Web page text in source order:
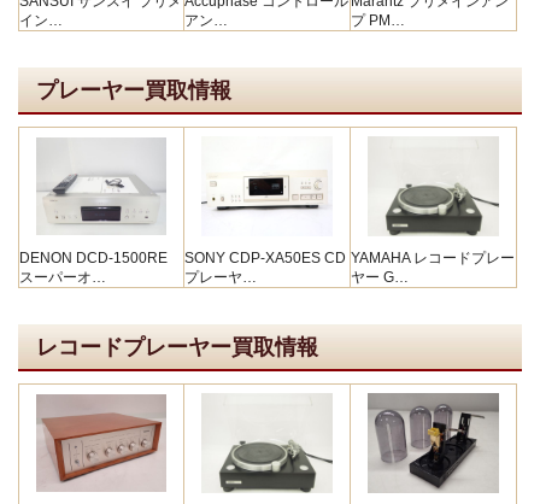
イン…
アン…
プ PM…
プレーヤー買取情報
DENON DCD-1500RE
スーパーオ…
SONY CDP-XA50ES CD
プレーヤ…
YAMAHA レコードプレー
ヤー G…
レコードプレーヤー買取情報